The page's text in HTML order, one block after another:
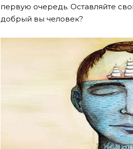
первую очередь. Оставляйте
добрый вы человек?